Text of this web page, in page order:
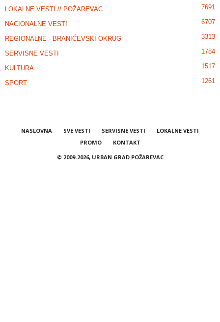
LOKALNE VESTI // POŽAREVAC 7691
NACIONALNE VESTI 6707
REGIONALNE - BRANIČEVSKI OKRUG 3313
SERVISNE VESTI 1784
KULTURA 1517
SPORT 1261
NASLOVNA SVE VESTI SERVISNE VESTI
LOKALNE VESTI
PROMO
KONTAKT
© 2009-2026, URBAN GRAD POŽAREVAC